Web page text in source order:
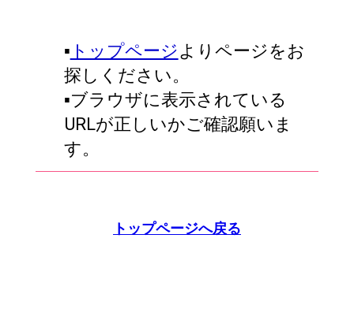
▪️ トップページよりページをお
探しください。
▪️ブラウザに表示されている
URLが正しいかご確認願いま
す。
トップページへ戻る